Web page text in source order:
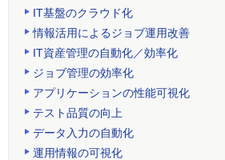
IT基盤のクラウド化
情報活用によるジョブ運用改善
IT資産管理の自動化／効率化
ジョブ管理の効率化
アプリケーションの性能可視化
テスト品質の向上
データ入力の自動化
運用情報の可視化